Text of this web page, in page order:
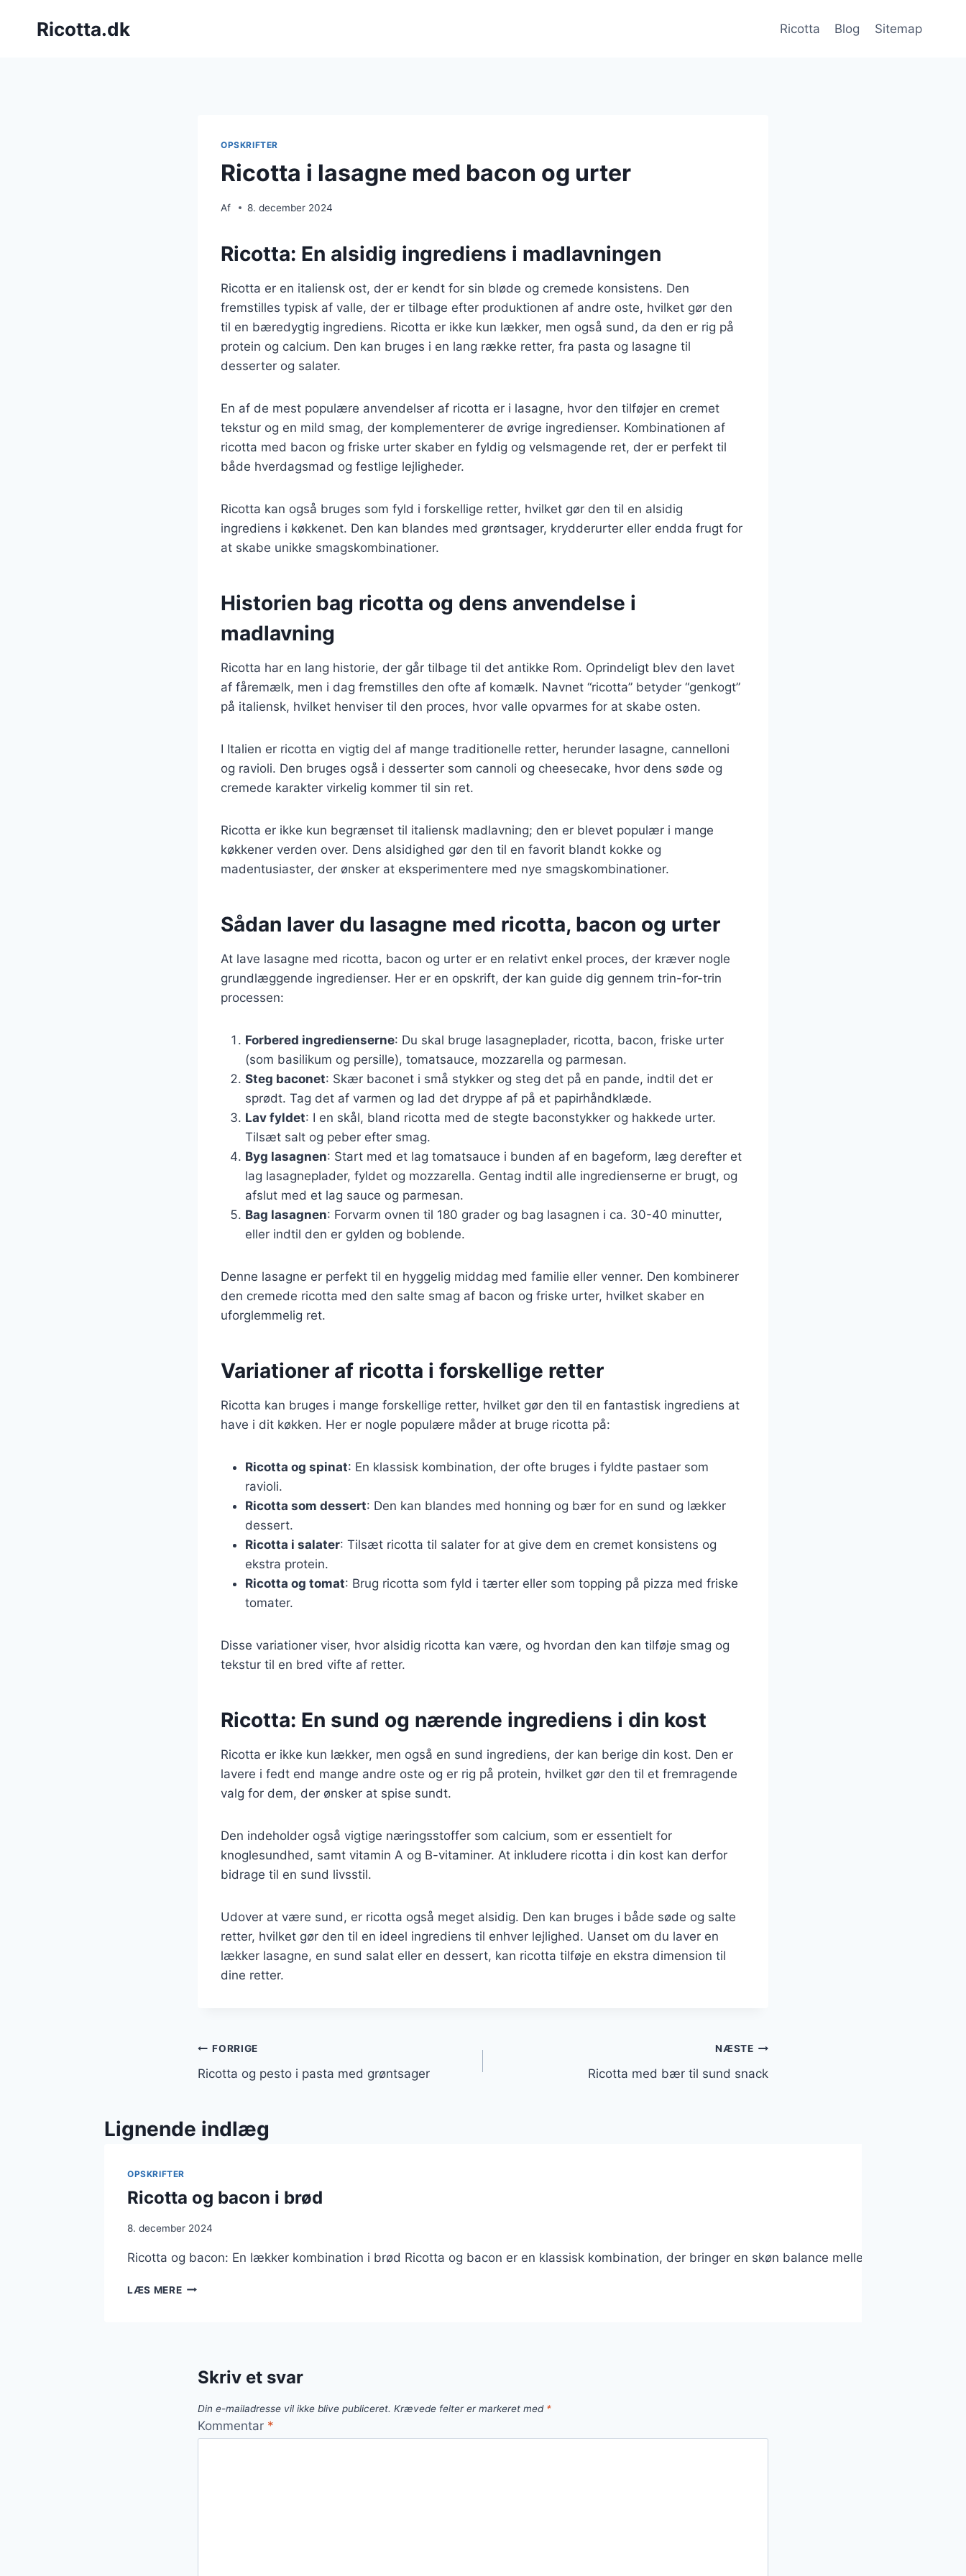
Ricotta.dk Ricotta Blog Sitemap
OPSKRIFTER
Ricotta i lasagne med bacon og urter
Af 8. december 2024
Ricotta: En alsidig ingrediens i madlavningen
Ricotta er en italiensk ost, der er kendt for sin bløde og cremede konsistens. Den
fremstilles typisk af valle, der er tilbage efter produktionen af andre oste, hvilket gør den
til en bæredygtig ingrediens. Ricotta er ikke kun lækker, men også sund, da den er rig på
protein og calcium. Den kan bruges i en lang række retter, fra pasta og lasagne til
desserter og salater.
En af de mest populære anvendelser af ricotta er i lasagne, hvor den tilføjer en cremet
tekstur og en mild smag, der komplementerer de øvrige ingredienser. Kombinationen af
ricotta med bacon og friske urter skaber en fyldig og velsmagende ret, der er perfekt til
både hverdagsmad og festlige lejligheder.
Ricotta kan også bruges som fyld i forskellige retter, hvilket gør den til en alsidig
ingrediens i køkkenet. Den kan blandes med grøntsager, krydderurter eller endda frugt for
at skabe unikke smagskombinationer.
Historien bag ricotta og dens anvendelse i
madlavning
Ricotta har en lang historie, der går tilbage til det antikke Rom. Oprindeligt blev den lavet
af fåremælk, men i dag fremstilles den ofte af komælk. Navnet “ricotta” betyder “genkogt”
på italiensk, hvilket henviser til den proces, hvor valle opvarmes for at skabe osten.
I Italien er ricotta en vigtig del af mange traditionelle retter, herunder lasagne, cannelloni
og ravioli. Den bruges også i desserter som cannoli og cheesecake, hvor dens søde og
cremede karakter virkelig kommer til sin ret.
Ricotta er ikke kun begrænset til italiensk madlavning; den er blevet populær i mange
køkkener verden over. Dens alsidighed gør den til en favorit blandt kokke og
madentusiaster, der ønsker at eksperimentere med nye smagskombinationer.
Sådan laver du lasagne med ricotta, bacon og urter
At lave lasagne med ricotta, bacon og urter er en relativt enkel proces, der kræver nogle
grundlæggende ingredienser. Her er en opskrift, der kan guide dig gennem trin-for-trin
processen:
Forbered ingredienserne: Du skal bruge lasagneplader, ricotta, bacon, friske urter
(som basilikum og persille), tomatsauce, mozzarella og parmesan.
Steg baconet: Skær baconet i små stykker og steg det på en pande, indtil det er
sprødt. Tag det af varmen og lad det dryppe af på et papirhåndklæde.
Lav fyldet: I en skål, bland ricotta med de stegte baconstykker og hakkede urter.
Tilsæt salt og peber efter smag.
Byg lasagnen: Start med et lag tomatsauce i bunden af en bageform, læg derefter et
lag lasagneplader, fyldet og mozzarella. Gentag indtil alle ingredienserne er brugt, og
afslut med et lag sauce og parmesan.
Bag lasagnen: Forvarm ovnen til 180 grader og bag lasagnen i ca. 30-40 minutter,
eller indtil den er gylden og boblende.
Denne lasagne er perfekt til en hyggelig middag med familie eller venner. Den kombinerer
den cremede ricotta med den salte smag af bacon og friske urter, hvilket skaber en
uforglemmelig ret.
Variationer af ricotta i forskellige retter
Ricotta kan bruges i mange forskellige retter, hvilket gør den til en fantastisk ingrediens at
have i dit køkken. Her er nogle populære måder at bruge ricotta på:
Ricotta og spinat: En klassisk kombination, der ofte bruges i fyldte pastaer som
ravioli.
Ricotta som dessert: Den kan blandes med honning og bær for en sund og lækker
dessert.
Ricotta i salater: Tilsæt ricotta til salater for at give dem en cremet konsistens og
ekstra protein.
Ricotta og tomat: Brug ricotta som fyld i tærter eller som topping på pizza med friske
tomater.
Disse variationer viser, hvor alsidig ricotta kan være, og hvordan den kan tilføje smag og
tekstur til en bred vifte af retter.
Ricotta: En sund og nærende ingrediens i din kost
Ricotta er ikke kun lækker, men også en sund ingrediens, der kan berige din kost. Den er
lavere i fedt end mange andre oste og er rig på protein, hvilket gør den til et fremragende
valg for dem, der ønsker at spise sundt.
Den indeholder også vigtige næringsstoffer som calcium, som er essentielt for
knoglesundhed, samt vitamin A og B-vitaminer. At inkludere ricotta i din kost kan derfor
bidrage til en sund livsstil.
Udover at være sund, er ricotta også meget alsidig. Den kan bruges i både søde og salte
retter, hvilket gør den til en ideel ingrediens til enhver lejlighed. Uanset om du laver en
lækker lasagne, en sund salat eller en dessert, kan ricotta tilføje en ekstra dimension til
dine retter.
Indlægsnavigation
FORRIGE
Ricotta og pesto i pasta med grøntsager
NÆSTE
Ricotta med bær til sund snack
Lignende indlæg
OPSKRIFTER
Ricotta og bacon i brød
8. december 2024
Ricotta og bacon: En lækker kombination i brød Ricotta og bacon er en klassisk kombination, der bringer en skøn balance mellem det
LÆS MERERICOTTA
Skriv et svar
Din e-mailadresse vil ikke blive publiceret. Krævede felter er markeret med *
Kommentar *